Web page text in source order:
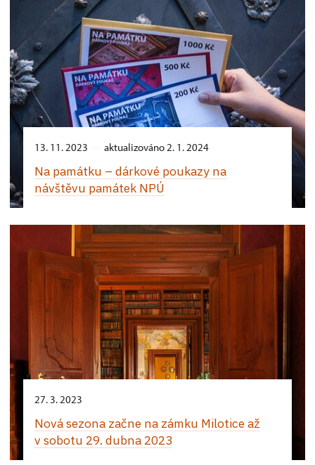
13. 11. 2023 aktualizováno 2. 1. 2024
Na památku –⁠ dárkové poukazy na
návštěvu památek NPÚ
27. 3. 2023
Nová sezona začne na zámku Milotice až
v sobotu 29. dubna 2023